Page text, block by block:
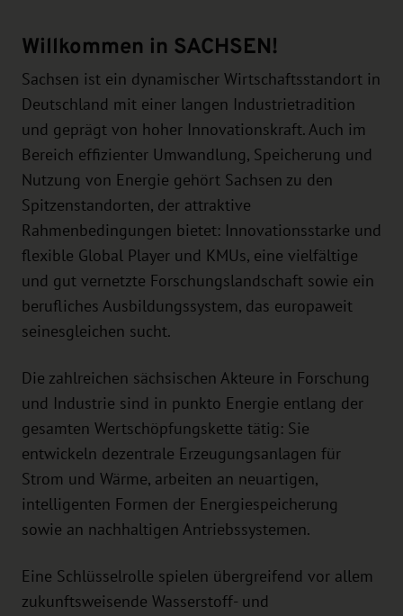
Willkommen in SACHSEN!
Sachsen ist ein dynamischer Wirtschaftsstandort in
Deutschland mit einer langen Industrietradition
und geprägt von hoher Innovationskraft. Auch im
Bereich effizienter Umwandlung, Speicherung und
Nutzung von Energie gehört Sachsen zu den
Spitzenstandorten, der attraktive
Rahmenbedingungen bietet: Innovationsstarke und
flexible Global Player und KMUs, eine vielfältige
und gut vernetzte Forschungslandschaft sowie ein
berufliches Ausbildungssystem, das europaweit
seinesgleichen sucht.
Die zahlreichen sächsischen Akteure in Forschung
und Industrie sind in punkto Energie entlang der
gesamten Wertschöpfungskette tätig: Sie
entwickeln dezentrale Erzeugungsanlagen für
Strom und Wärme, arbeiten an neuartigen,
intelligenten Formen der Energiespeicherung
sowie an nachhaltigen Antriebssystemen.
Eine Schlüsselrolle spielen übergreifend vor allem
zukunftsweisende Wasserstoff- und